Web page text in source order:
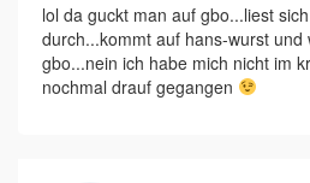
lol da guckt man auf gbo...liest
durch...kommt auf hans-wurst und
gbo...nein ich habe mich nicht im
nochmal drauf gegangen